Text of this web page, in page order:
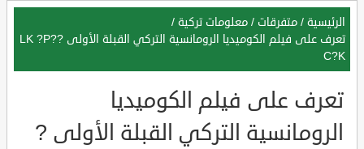
الرئيسية / متفرقات / معلومات تركية /
تعرف على فيلم الكوميديا الرومانسية التركي القبلة الأولى ?LK ?P?
C?K
تعرف على فيلم الكوميديا
الرومانسية التركي القبلة الأولى ?